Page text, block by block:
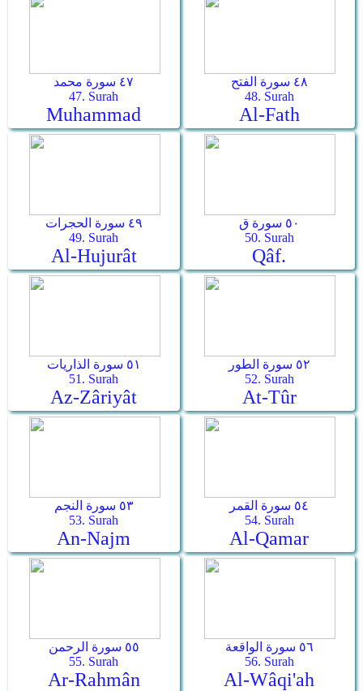
٤٧ سورة محمد
47. Surah
Muhammad
٤٨ سورة الفتح
48. Surah
Al-Fath
٤٩ سورة الحجرات
49. Surah
Al-Hujurât
٥٠ سورة ق
50. Surah
Qâf.
٥١ سورة الذاريات
51. Surah
Az-Zâriyât
٥٢ سورة الطور
52. Surah
At-Tûr
٥٣ سورة النجم
53. Surah
An-Najm
٥٤ سورة القمر
54. Surah
Al-Qamar
٥٥ سورة الرحمن
55. Surah
Ar-Rahmân
٥٦ سورة الواقعة
56. Surah
Al-Wâqi'ah